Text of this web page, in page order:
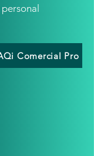
Comercial Pro